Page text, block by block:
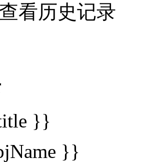
看历史记录
}}
}}